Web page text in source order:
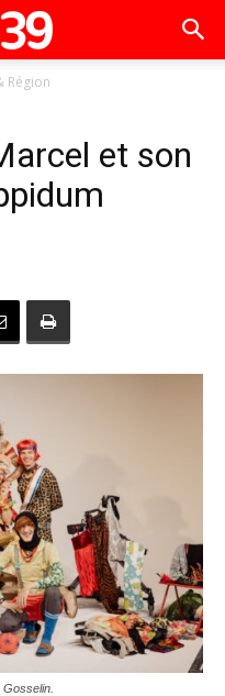
Région
et son